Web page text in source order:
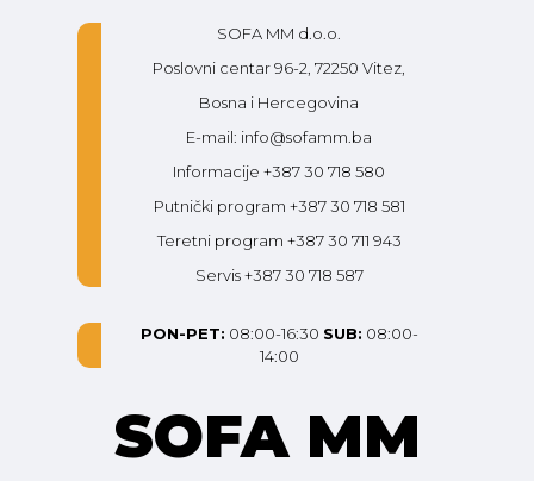
SOFA MM d.o.o.
Poslovni centar 96-2, 72250 Vitez,
Bosna i Hercegovina
E-mail: info@sofamm.ba
Informacije +387 30 718 580
Putnički program +387 30 718 581
Teretni program +387 30 711 943
Servis +387 30 718 587
PON-PET: 08:00-16:30 SUB: 08:00-
14:00
SOFA MM